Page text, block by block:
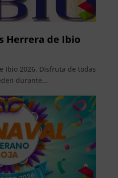
Herrera de Ibio
Ibio 2026. Disfruta de todas
durante...